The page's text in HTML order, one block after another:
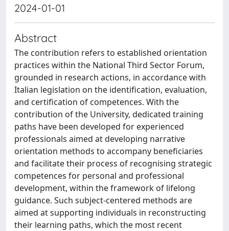
2024-01-01
Abstract
The contribution refers to established orientation
practices within the National Third Sector Forum,
grounded in research actions, in accordance with
Italian legislation on the identification, evaluation,
and certification of competences. With the
contribution of the University, dedicated training
paths have been developed for experienced
professionals aimed at developing narrative
orientation methods to accompany beneficiaries
and facilitate their process of recognising strategic
competences for personal and professional
development, within the framework of lifelong
guidance. Such subject-centered methods are
aimed at supporting individuals in reconstructing
their learning paths, which the most recent